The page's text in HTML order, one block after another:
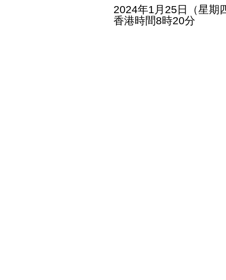
2024年1月25日（星期
香港時間8時20分